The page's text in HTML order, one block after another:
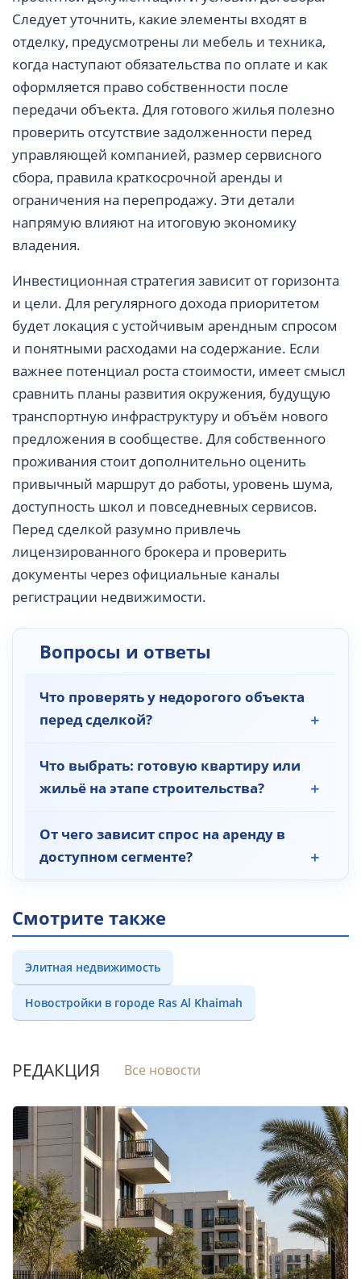
Следует уточнить, какие элементы входят в
отделку, предусмотрены ли мебель и техника,
когда наступают обязательства по оплате и как
оформляется право собственности после
передачи объекта. Для готового жилья полезно
проверить отсутствие задолженности перед
управляющей компанией, размер сервисного
сбора, правила краткосрочной аренды и
ограничения на перепродажу. Эти детали
напрямую влияют на итоговую экономику
владения.
Инвестиционная стратегия зависит от горизонта
и цели. Для регулярного дохода приоритетом
будет локация с устойчивым арендным спросом
и понятными расходами на содержание. Если
важнее потенциал роста стоимости, имеет смысл
сравнить планы развития окружения, будущую
транспортную инфраструктуру и объём нового
предложения в сообществе. Для собственного
проживания стоит дополнительно оценить
привычный маршрут до работы, уровень шума,
доступность школ и повседневных сервисов.
Перед сделкой разумно привлечь
лицензированного брокера и проверить
документы через официальные каналы
регистрации недвижимости.
Вопросы и ответы
Что проверять у недорогого объекта
перед сделкой?
Что выбрать: готовую квартиру или
жильё на этапе строительства?
От чего зависит спрос на аренду в
доступном сегменте?
Смотрите также
Элитная недвижимость
Новостройки в городе Ras Al Khaimah
РЕДАКЦИЯ Все новости